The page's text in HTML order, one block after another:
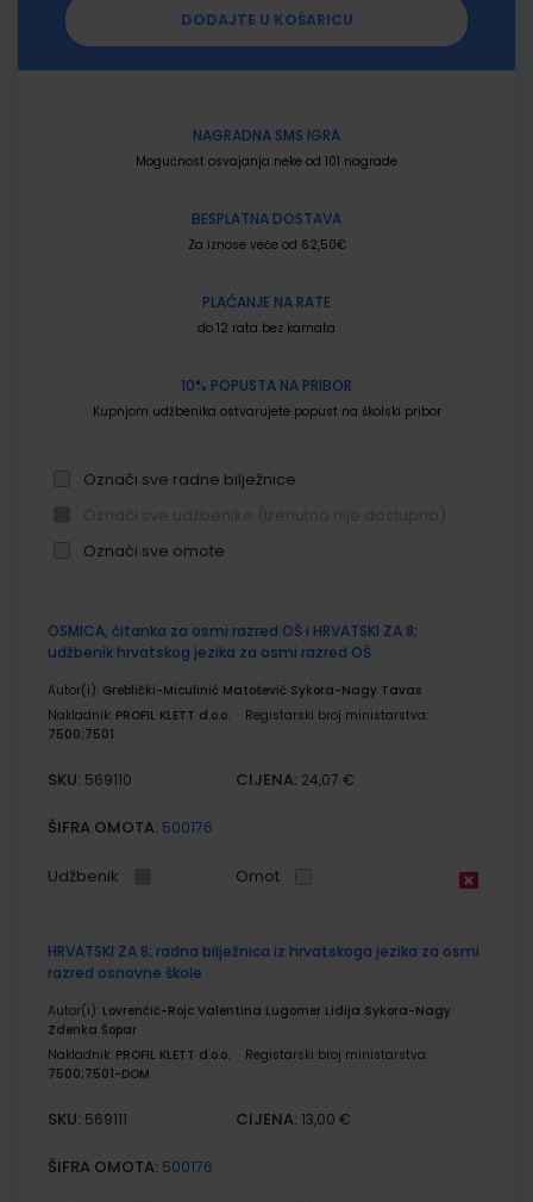
DODAJTE U KOŠARICU
NAGRADNA SMS IGRA
Mogućnost osvajanja neke od 101 nagrade
BESPLATNA DOSTAVA
Za iznose veće od 62,50€
PLAĆANJE NA RATE
do 12 rata bez kamata
10% POPUSTA NA PRIBOR
Kupnjom udžbenika ostvarujete popust na školski pribor
Označi sve radne bilježnice
Označi sve omote
proizvodi
OSMICA, čitanka za osmi razred OŠ i HRVATSKI ZA 8;
udžbenik hrvatskog jezika za osmi razred OŠ
Autor(i): Greblički-Miculinić Matošević Sykora-Nagy Tavas
Nakladnik: PROFIL KLETT d.o.o.
Registarski broj ministarstva:
7500;7501
SKU: 569110 CIJENA: 24,07 €
ŠIFRA OMOTA: 500176
Udžbenik Omot
HRVATSKI ZA 8; radna bilježnica iz hrvatskoga jezika za osmi
razred osnovne škole
Autor(i): Lovrenčić-Rojc Valentina Lugomer Lidija Sykora-Nagy
Zdenka Šopar
Nakladnik: PROFIL KLETT d.o.o.
Registarski broj ministarstva:
7500;7501-DOM
SKU: 569111 CIJENA: 13,00 €
ŠIFRA OMOTA: 500176